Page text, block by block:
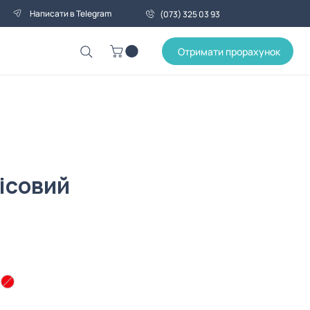
Написати в Telegram (073) 325 03 93
Отримати прорахунок